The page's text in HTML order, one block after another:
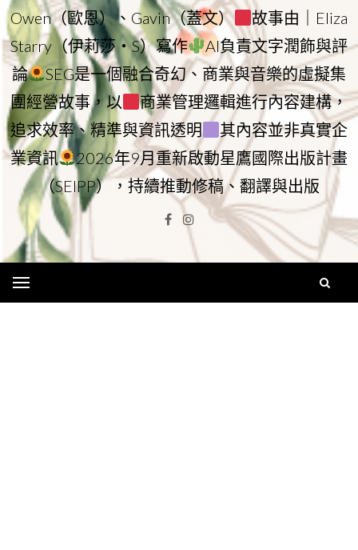
Owen（歐恩）、Gavin（蓋文）
故事由｜Eliza
Starry（伊莉莎・S）寫作
AI負責文字潤飾與評
論
SEG是一個融合奇幻、商業與音樂的虛擬集
團經營故事，以
商業管理邏輯進行內容建構，
追求效率、精準與資訊透明
其內容並非真實企
業資訊
2026年9月重新啟動星鷹國際出版計畫
（SEIPP），持續推動修稿、翻譯與出版
Facebook
Instagram